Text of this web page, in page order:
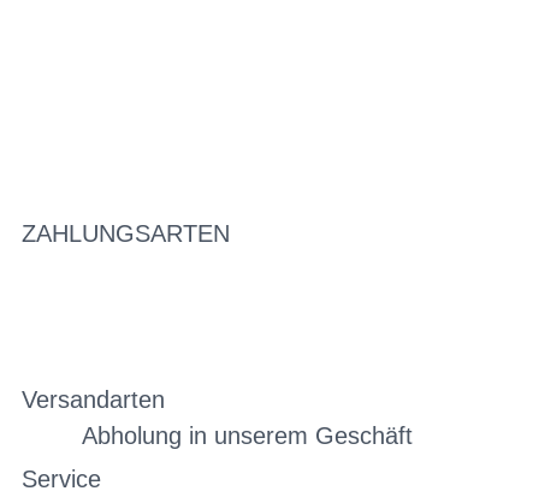
ZAHLUNGSARTEN
Versandarten
Abholung in unserem Geschäft
Service